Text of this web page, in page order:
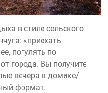
в стиле сельского
«приехать
погулять по
города. Вы получите
вечера в домике/
формат.